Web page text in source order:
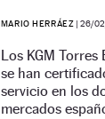
MARIO HERRÁEZ |26/
Los KGM Torres
se han
servicio en los
mercados